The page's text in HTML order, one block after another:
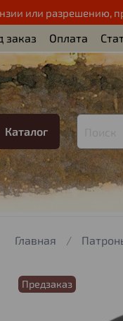
или разрешению,
заказ Оплата
Каталог
Главная
Предзаказ